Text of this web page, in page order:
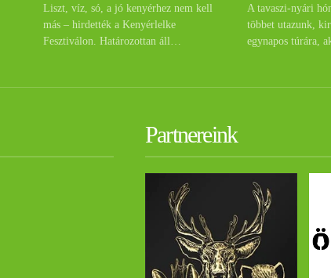
Liszt, víz, só, a jó kenyérhez nem kell
más – hirdették a Kenyérlelke
Fesztiválon. Határozottan áll…
A tavaszi-nyári
többet utazunk,
egynapos túrára,
Partnereink